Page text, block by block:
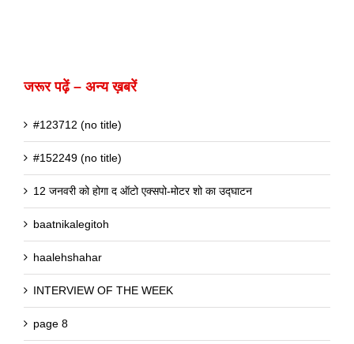
जरूर पढ़ें – अन्य ख़बरें
#123712 (no title)
#152249 (no title)
12 जनवरी को होगा द ऑटो एक्सपो-मोटर शो का उद्घाटन
baatnikalegitoh
haalehshahar
INTERVIEW OF THE WEEK
page 8